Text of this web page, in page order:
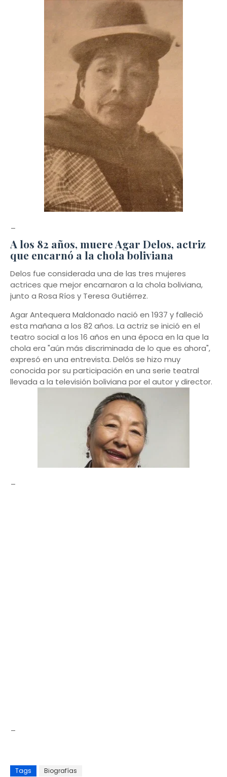
A los 82 años, muere Agar Delos, actriz
que encarnó a la chola boliviana
Delos fue considerada una de las tres mujeres
actrices que mejor encarnaron a la chola boliviana,
junto a Rosa Ríos y Teresa Gutiérrez.
Agar Antequera Maldonado nació en 1937 y falleció
esta mañana a los 82 años. La actriz se inició en el
teatro social a los 16 años en una época en la que la
chola era "aún más discriminada de lo que es ahora",
expresó en una entrevista. Delós se hizo muy
conocida por su participación en una serie teatral
llevada a la televisión boliviana por el autor y director.
Tags Biografías